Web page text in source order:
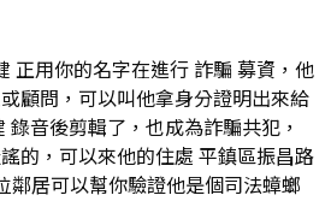
正用你的名字在進行 詐騙 募資，他
顧問，可以叫他拿身分證明出來給
音後剪輯了，也成為詐騙共犯，
的，可以來他的住處 平鎮區振昌路
鄰居可以幫你驗證他是個司法蟑螂